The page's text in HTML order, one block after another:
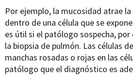
Por ejemplo, la mucosidad atrae la
dentro de una célula que se
es útil si el patólogo sospecha,
la biopsia de pulmón. Las células
manchas rosadas o rojas en las
patólogo que el diagnóstico es